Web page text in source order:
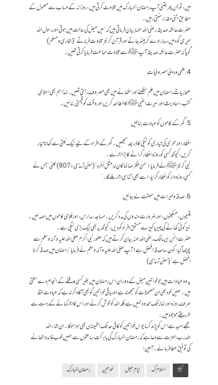
ہیں،تو بس پھر جتنی آپ رمضان المبارک میں تلاوت کرتی ہیں، روزانہ کے حساب سے معمول کے
مطابق اتنی مقدار سنتی رہیں۔
حضرت عائشہ صدیقہ رضی الله عنہا بیان فرماتی ہیں کہ “میں حیض کی حالت میں ہوتی اور رسول الله
میری گود میں سہارا دے کر بیٹھ جاتے اور قرآن کریم تلاوت فرماتے”(بخاری و مسلم)
گویا کہ حضرت عائشہ صدیقہ آپﷺ سے تلاوت سماعت فرمایا کرتی تھیں۔
4. علمی و دینی مصروفیات
صحابیاتؓ رمضان میں علم سیکھنے اور سکھانے میں بھی مصروف رہتی تھیں۔لہٰذا ہم بھی اسلامی
کتب، احادیث اور سیرت النبی ﷺ کا مطالعہ کريں اور وقت کو قیمتی بنائیں۔
5. گھر کے کاموں کو عبادت بنا لیں
افطار اور سحری کی تیاری کو نیکی کا ذریعہ سمجھیں۔ گھر کے افراد کے لیے نیک نیتی سے کھانا تیار
کریں، کیونکہ کسی کو روزہ افطار کرانے کا بڑا اجر ہے۔
نبی کریم ﷺ نے فرمایا: “مَنْ فَطَّرَ صَائِمًا كَانَ لَهُ مِثْلُ أَجْرِهِ” (سنن ترمذی: 807) یعنی “جس نے
کسی روزہ دار کو افطار کرایا، اسے بھی اتنا ہی اجر ملے گا۔”
6. صدقہ و خیرات میں سبقت لے جائیں
یتیموں، مسکینوں، اور ضرورت مندوں کی مدد کریں۔مساجد، مدارس، اور فلاحی کاموں میں حصہ لیں۔
نیز کوئی کھانے کی چیز یا کپڑے مستحق افراد کو دیں، کیونکہ یہ بھی ایک بڑی نیکی ہے۔
حضرت انس بن مالک رضی اللہ عنہ بیان کرتے ہیں کہ حضور نبی اکرم صلی اللہ علیہ وآلہ وسلم سے
پوچھا گیا،کون سا صدقہ افضل ہے؟ آپ صلی اللہ علیہ وآلہ وسلم نے فرمایا “رمضان میں صدقہ کرنا
افضل ہے”(سنن ترمذی)
یہ وہ عبادات ہیں جو خواتین حیض کے دوران اس رمضان میں بغیر کسی وقفے کے انجام دے سکتی
ہیں۔ ہمیں خود بھی ان معمولات کو سمجھنا ہے اور باقی خواتین کو بھی آگاہ کرنا ہے کہ عبادت لفظ
صرف روزه اور نماز تک محدود نہیں ہے بلکہ اللہ کو خوش کرنے اور اس کا اجر کمانے کے بہت سے
طریقے موجود ہیں۔
مجھے امید ہے اس کو پڑھ کر مایوس خواتین کو کافی حد تک اطمینان بھی ہوا ہوگا۔ان شاء الله
اللہ رب العزت سے دعا ہے کہ رمضان المبارک کی بابرکت ساعتوں سے ہمیں خوب فائدہ اٹھانے
کی توفیق عطا فرمائے۔آمین!
ٹیگز اسلام ک ایّامِ حیض خواتین رمضان المبارک